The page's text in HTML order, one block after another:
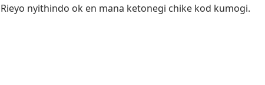
Rieyo nyithindo ok en mana ketonegi chike kod kumogi.